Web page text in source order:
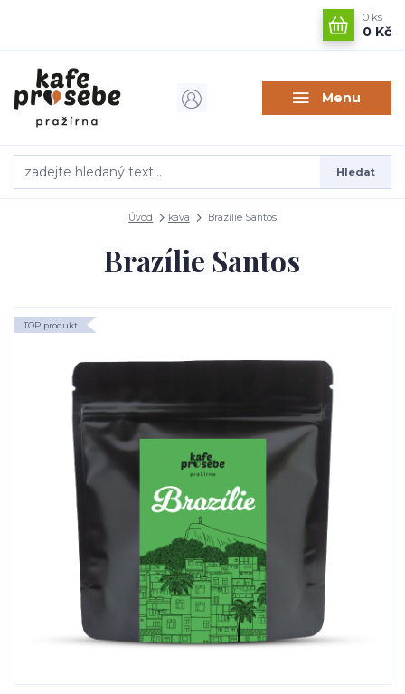
Menu
Hledat
0 ks
0 Kč
Úvod káva Brazílie Santos
Brazílie Santos
TOP produkt